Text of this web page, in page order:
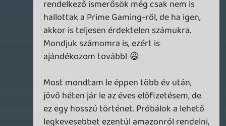
vannak. A mainstream játékok sajna nem
igazán elégítik ki a kíváncsiságomat, ezért
hajtom mindig a különlegességeket.
Szerencsére viszont mindig találok valami
niche cuccot, ami rám van szabva és jól
elszórakoztat.
p34c3 2024.12.27 08:05:56 #1zspc
Köszönöm az ajánlót, a Spelunky megvolt,
ha jól emlékszem még XBox 360-on. 😉